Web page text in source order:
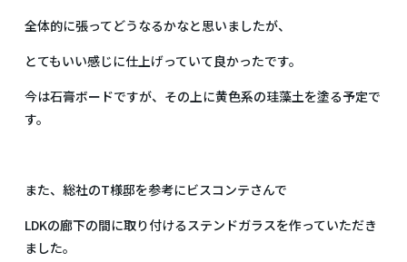
全体的に張ってどうなるかなと思いましたが、
とてもいい感じに仕上げっていて良かったです。
今は石膏ボードですが、その上に黄色系の珪藻土を塗る予定で
す。
また、総社のT様邸を参考にビスコンテさんで
LDKの廊下の間に取り付けるステンドガラスを作っていただき
ました。